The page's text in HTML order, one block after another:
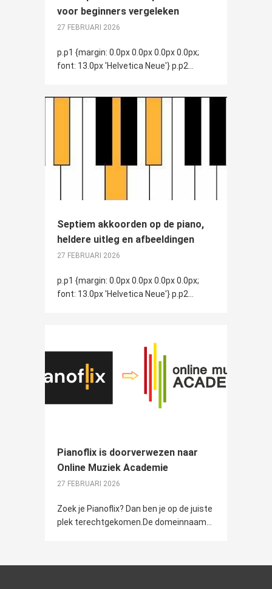
voor beginners vergeleken
27 FEBRUARI 2026
p.p1 {margin: 0.0px 0.0px 0.0px 0.0px;
font: 13.0px 'Helvetica Neue'} p.p2...
Septiem akkoorden op de piano,
heldere uitleg en afbeeldingen
27 FEBRUARI 2026
p.p1 {margin: 0.0px 0.0px 0.0px 0.0px;
font: 13.0px 'Helvetica Neue'} p.p2...
Pianoflix is doorverwezen naar
Online Muziek Academie
27 FEBRUARI 2026
Zoek je Pianoflix? Dan ben je op de juiste
plek terechtgekomen.De domeinnaam...